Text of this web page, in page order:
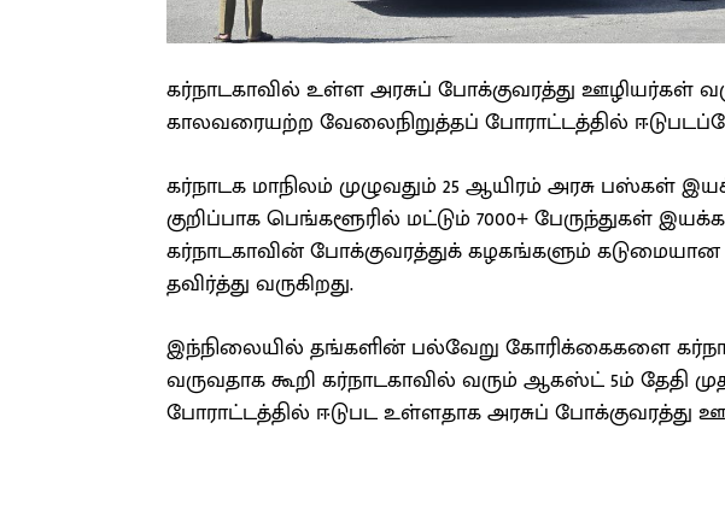
கர்நாடகாவில் உள்ள அரசுப் போக்குவரத்து ஊழியர்கள்
காலவரையற்ற வேலைநிறுத்தப் போராட்டத்தில்
கர்நாடக மாநிலம் முழுவதும் 25 ஆயிரம் அரசு பஸ்கள்
குறிப்பாக பெங்களூரில் மட்டும் 7000+ பேருந்துகள்
கர்நாடகாவின் போக்குவரத்துக் கழகங்களும் கடுமையான
தவிர்த்து வருகிறது.
இந்நிலையில் தங்களின் பல்வேறு கோரிக்கைகளை
வருவதாக கூறி கர்நாடகாவில் வரும் ஆகஸ்ட் 5ம் தேதி
போராட்டத்தில் ஈடுபட உள்ளதாக அரசுப் போக்குவரத்து